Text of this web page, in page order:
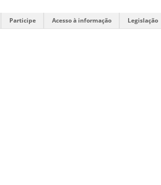
Participe Acesso à informação Legislação